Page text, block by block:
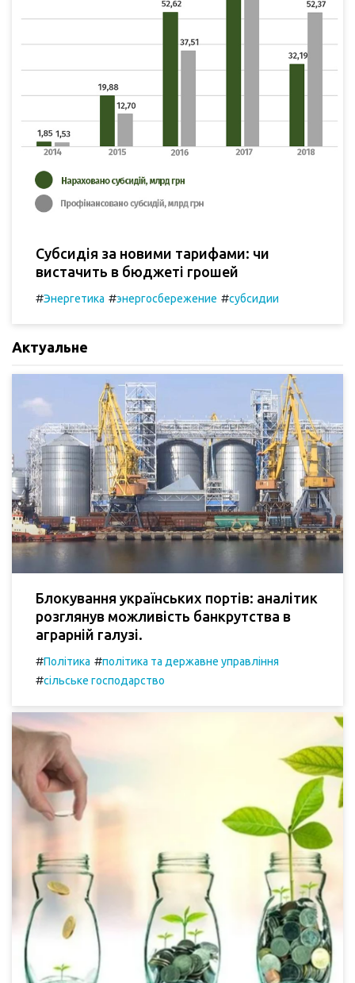
Субсидія за новими тарифами: чи
вистачить в бюджеті грошей
#Энергетика #энергосбережение #субсидии
Актуальне
Блокування українських портів: аналітик
розглянув можливість банкрутства в
аграрній галузі.
#Політика #політика та державне управління
#сільське господарство